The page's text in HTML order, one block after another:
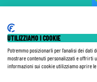
Le Tariffe pubblicate si intendono per
UTILIZZIAMO I COOKIE
Potremmo posizionarli per l'analisi dei dati
mostrare contenuti personalizzati e offrirti
informazioni sui cookie utilizziamo aprire le